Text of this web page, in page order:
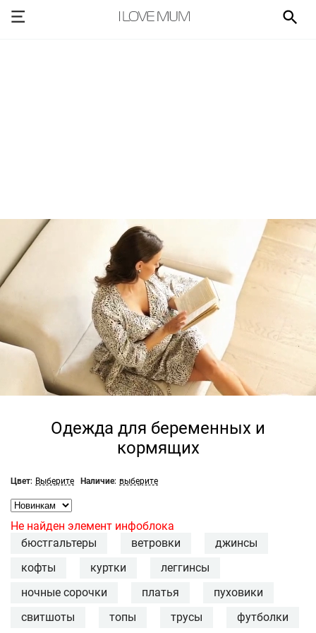
Одежда для беременных и
кормящих
Цвет: Выберите Наличие: выберите
Не найден элемент инфоблока
бюстгальтеры
ветровки
джинсы
кофты
куртки
леггинсы
ночные сорочки
платья
пуховики
свитшоты
топы трусы футболки